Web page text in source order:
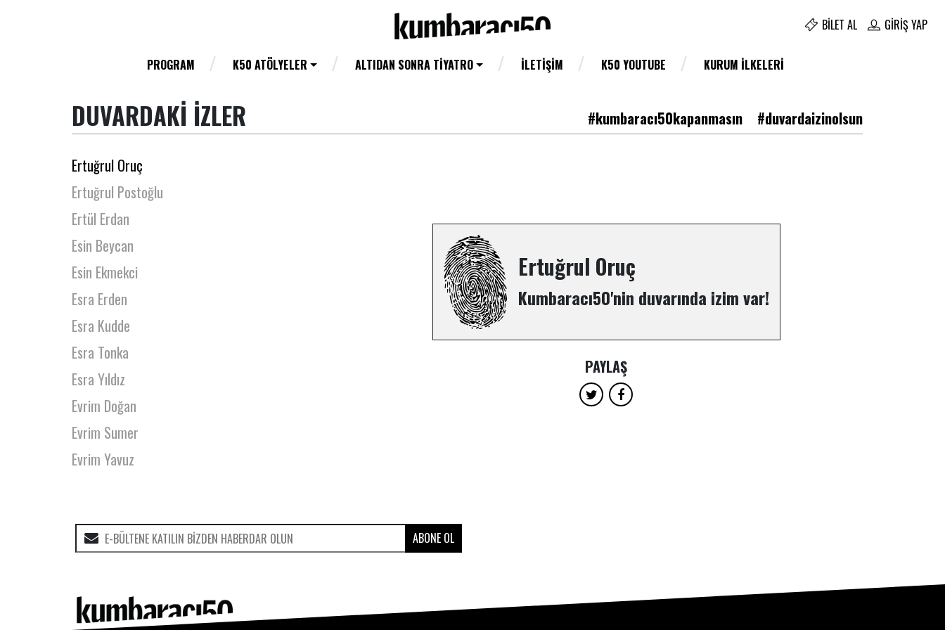
BILET AL GIRIŞ YAP
PROGRAM K50 ATÖLYELER ALTIDAN SONRA TIYATRO İLETIŞIM K50 YOUTUBE KURUM İLKELERI
DUVARDAKİ İZLER #kumbaracı50kapanmasın #duvardaizinolsun
Erman Buğdaypınarı
Erman Emre
Ertuğrul Oruç
Ertuğrul Postoğlu
Ertül Erdan
Esin Beycan
Esin Ekmekci
Esra Erden
Esra Kudde
Esra Tonka
Esra Yıldız
Evrim Doğan
Evrim Sumer
Evrim Yavuz
Eylül Ersan
Eyüp Toprak
Ezel Engin
Ertuğrul Oruç
Kumbaracı50'nin duvarında izim var!
PAYLAŞ
ABONE OL